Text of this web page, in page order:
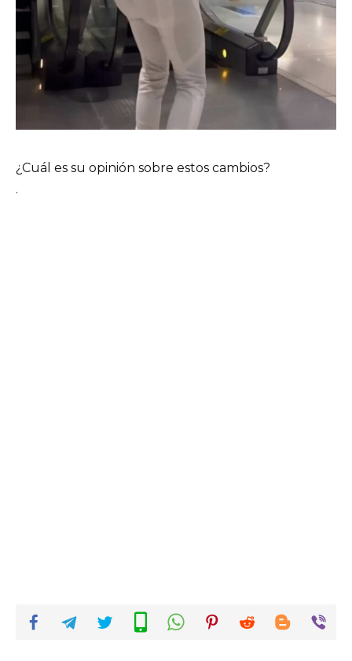
¿Cuál es su opinión sobre estos cambios?
.